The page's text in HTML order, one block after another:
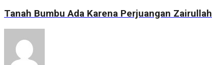
Tanah Bumbu Ada Karena Perjuangan Zairullah